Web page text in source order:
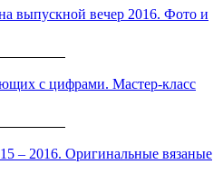
выпускной вечер 2016. Фото и
с цифрами. Мастер-класс
– 2016. Оригинальные вязаные